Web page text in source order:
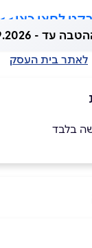
לחצו כאן>>
עד - 08.09.2026
לאתר בית העסק
בלבד